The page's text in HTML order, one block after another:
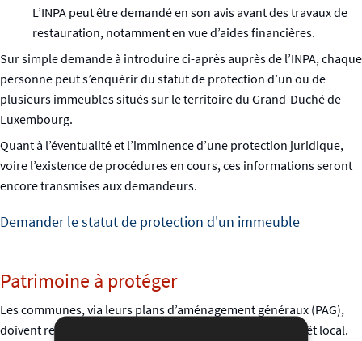
L’INPA peut être demandé en son avis avant des travaux de
restauration, notamment en vue d’aides financières.
Sur simple demande à introduire ci-après auprès de l’INPA, chaque
personne peut s’enquérir du statut de protection d’un ou de
plusieurs immeubles situés sur le territoire du Grand-Duché de
Luxembourg.
Quant à l’éventualité et l’imminence d’une protection juridique,
voire l’existence de procédures en cours, ces informations seront
encore transmises aux demandeurs.
Demander le statut de protection d'un immeuble
Patrimoine à protéger
Les communes, via leurs plans d’aménagement généraux (PAG),
doivent repérer et protéger les immeubles ayant un intérêt local.